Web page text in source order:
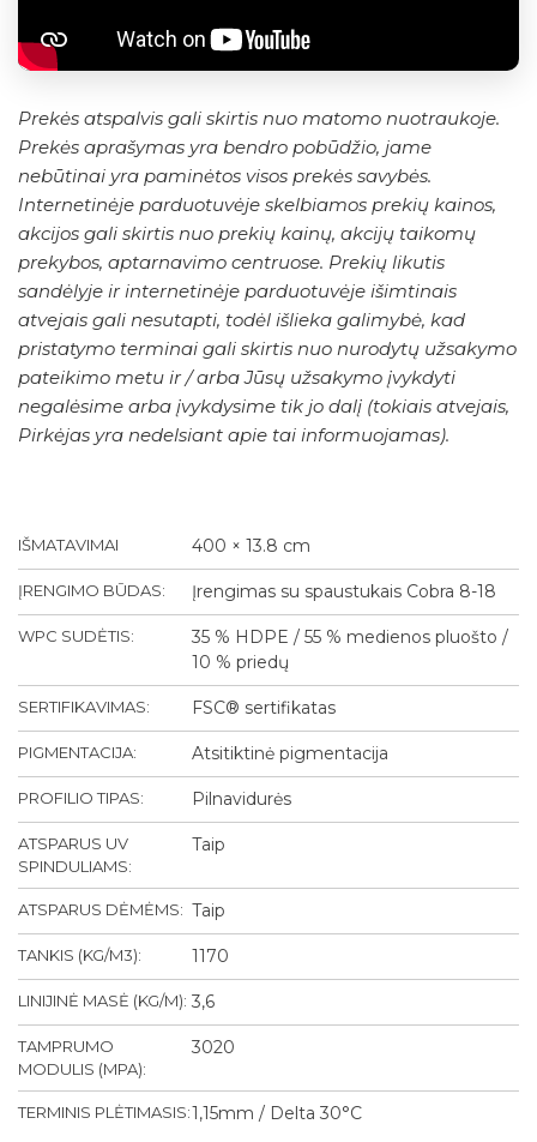
Prekės atspalvis gali skirtis nuo matomo nuotraukoje.
Prekės aprašymas yra bendro pobūdžio, jame
nebūtinai yra paminėtos visos prekės savybės.
Internetinėje parduotuvėje skelbiamos prekių kainos,
akcijos gali skirtis nuo prekių kainų, akcijų taikomų
prekybos, aptarnavimo centruose. Prekių likutis
sandėlyje ir internetinėje parduotuvėje išimtinais
atvejais gali nesutapti, todėl išlieka galimybė, kad
pristatymo terminai gali skirtis nuo nurodytų užsakymo
pateikimo metu ir / arba Jūsų užsakymo įvykdyti
negalėsime arba įvykdysime tik jo dalį (tokiais atvejais,
Pirkėjas yra nedelsiant apie tai informuojamas).
IŠMATAVIMAI 400 × 13.8 cm
ĮRENGIMO BŪDAS: Įrengimas su spaustukais Cobra 8-18
WPC SUDĖTIS:
35 % HDPE / 55 % medienos pluošto /
10 % priedų
SERTIFIKAVIMAS: FSC® sertifikatas
PIGMENTACIJA: Atsitiktinė pigmentacija
PROFILIO TIPAS: Pilnavidurės
ATSPARUS UV
SPINDULIAMS:
Taip
ATSPARUS DĖMĖMS: Taip
TANKIS (KG/M3): 1170
LINIJINĖ MASĖ (KG/M): 3,6
TAMPRUMO
MODULIS (MPA):
3020
TERMINIS PLĖTIMASIS:1,15mm / Delta 30°C